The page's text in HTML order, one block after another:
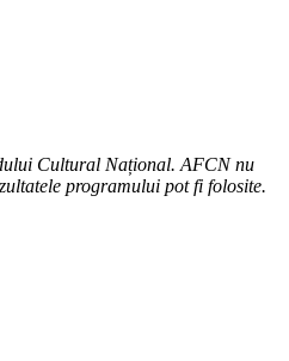
Cultural Național. AFCN nu
programului pot fi folosite.